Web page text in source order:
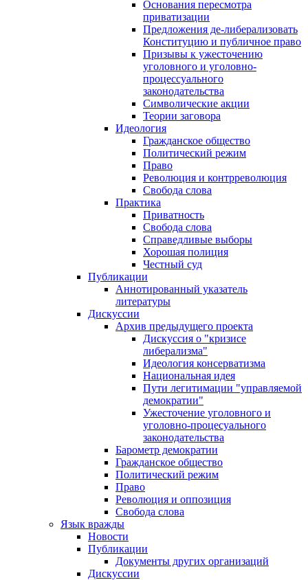
Основания пересмотра
приватизации
Предложения де-либерализовать
Конституцию и публичное право
Призывы к ужесточению
уголовного и уголовно-
процессуального
законодательства
Символические акции
Теории заговора
Идеология
Гражданское общество
Политический режим
Право
Революция и контрреволюция
Свобода слова
Практика
Приватность
Свобода слова
Справедливые выборы
Хорошая полиция
Честный суд
Публикации
Аннотированный указатель
литературы
Дискуссии
Архив предыдущего проекта
Дискуссия о "кризисе
либерализма"
Идеология консерватизма
Национальная идея
Пути легитимации "управляемой
демократии"
Ужесточение уголовного и
уголовно-процесуального
законодательства
Барометр демократии
Гражданское общество
Политический режим
Право
Революция и оппозиция
Свобода слова
Язык вражды
Новости
Публикации
Документы других организаций
Дискуссии